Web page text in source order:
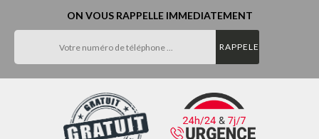
ON VOUS RAPPELLE IMMEDIATEMENT